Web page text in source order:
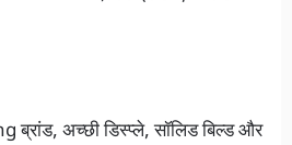
अच्छी डिस्प्ले, सॉलिड बिल्ड और